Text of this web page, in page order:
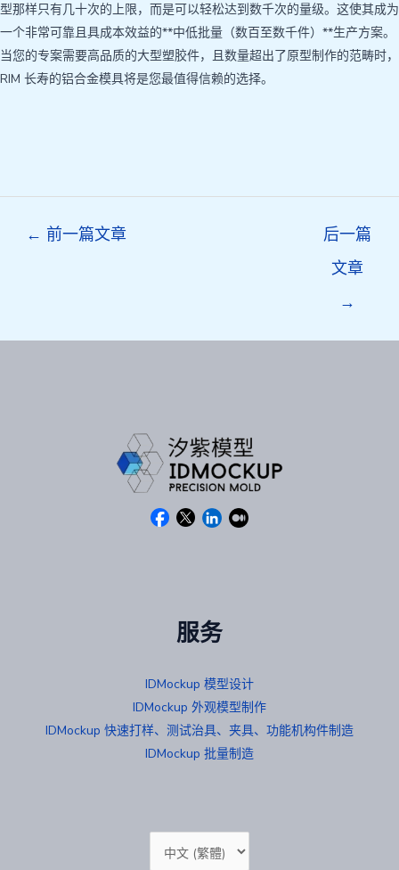
型那样只有几十次的上限，而是可以轻松达到数千次的量级。这使其成为
一个非常可靠且具成本效益的**中低批量（数百至数千件）**生产方案。
当您的专案需要高品质的大型塑胶件，且数量超出了原型制作的范畴时，
RIM 长寿的铝合金模具将是您最值得信赖的选择。
← 前一篇文章
后一篇
文章
→
服务
IDMockup 模型设计
IDMockup 外观模型制作
IDMockup 快速打样、测试治具、夹具、功能机构件制造
IDMockup 批量制造